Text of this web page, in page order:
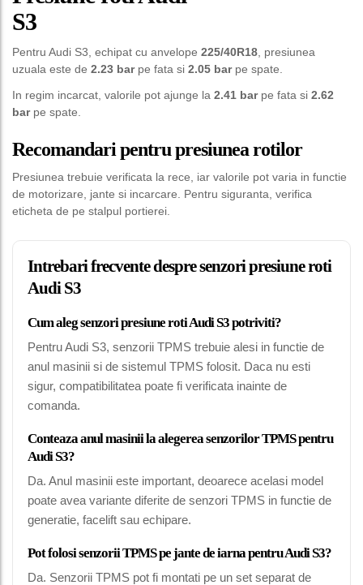
S3
Pentru Audi S3, echipat cu anvelope 225/40R18 , presiunea
uzuala este de 2.23 barpe fata si 2.05 barpe spate.
In regim incarcat, valorile pot ajunge la 2.41 barpe fata si 2.62
barpe spate.
Recomandari pentru presiunea rotilor
Presiunea trebuie verificata la rece, iar valorile pot varia in functie
de motorizare, jante si incarcare. Pentru siguranta, verifica
eticheta de pe stalpul portierei.
Intrebari frecvente despre senzori presiune roti
Audi S3
Cum aleg senzori presiune roti Audi S3 potriviti?
Pentru Audi S3, senzorii TPMS trebuie alesi in functie de
anul masinii si de sistemul TPMS folosit. Daca nu esti
sigur, compatibilitatea poate fi verificata inainte de
comanda.
Conteaza anul masinii la alegerea senzorilor TPMS pentru
Audi S3?
Da. Anul masinii este important, deoarece acelasi model
poate avea variante diferite de senzori TPMS in functie de
generatie, facelift sau echipare.
Pot folosi senzorii TPMS pe jante de iarna pentru Audi S3?
Da. Senzorii TPMS pot fi montati pe un set separat de